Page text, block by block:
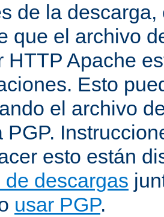
de la
que el archivo
HTTP Apache
Esto
el archivo
PGP.
esto están
de descargas
usar PGP.